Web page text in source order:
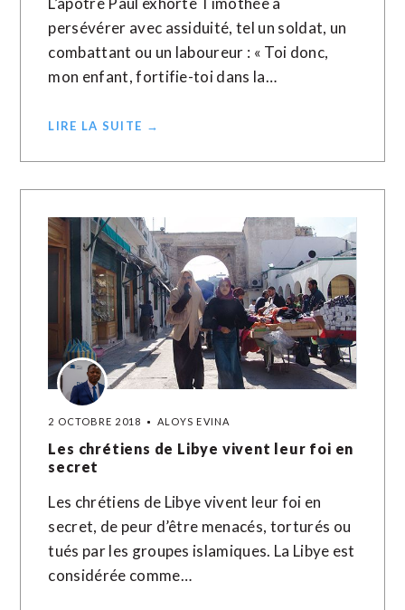
persévérer avec assiduité, tel un soldat, un
combattant ou un laboureur : « Toi donc,
mon enfant, fortifie-toi dans la…
LIRE LA SUITE →
2 OCTOBRE 2018 ALOYS EVINA
Les chrétiens de Libye vivent leur foi en
secret
Les chrétiens de Libye vivent leur foi en
secret, de peur d’être menacés, torturés ou
tués par les groupes islamiques. La Libye est
considérée comme…